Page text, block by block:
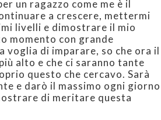
un ragazzo come me è il
a crescere, mettermi
livelli e dimostrare il mio
momento con grande
voglia di imparare, so che ora il
alto e che ci saranno tante
questo che cercavo. Sarà
e darò il massimo ogni giorno
di meritare questa